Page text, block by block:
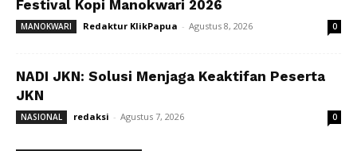
Festival Kopi Manokwari 2026
MANOKWARI Redaktur KlikPapua - Agustus 8, 2026 0
NADI JKN: Solusi Menjaga Keaktifan Peserta
JKN
NASIONAL redaksi - Agustus 7, 2026 0